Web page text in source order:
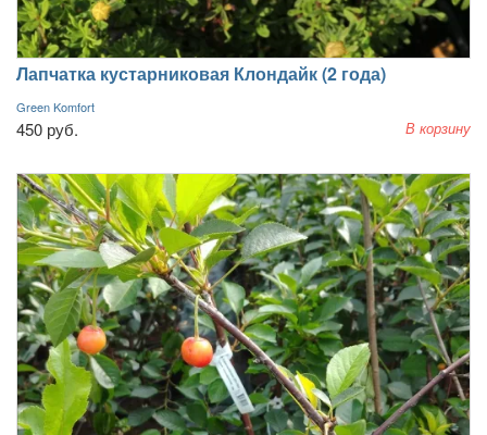
Лапчатка кустарниковая Клондайк (2 года)
Green Komfort
450 руб. В корзину